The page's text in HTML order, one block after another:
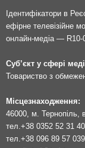
Ідентифікатори в
ефірне телевізійне
онлайн-медіа — R10-
Суб’єкт у сфері
Товариство з
Місцезнаходження:
46000, м. Тернопіль,
тел. +38 0352 52 31 40
тел. +38 096 89 57 039